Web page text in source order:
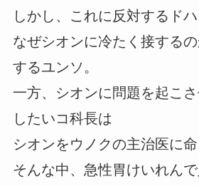
しかし、これに反対するドハ
なぜシオンに冷たく接する
するユンソ。
一方、シオンに問題を起こ
したいコ科長は
シオンをウノクの主治医に命
そんな中、急性胃けいれん